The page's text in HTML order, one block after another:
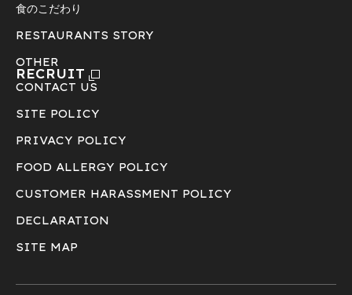
食のこだわり
RESTAURANTS STORY
OTHER
RECRUIT
CONTACT US
SITE POLICY
PRIVACY POLICY
FOOD ALLERGY POLICY
CUSTOMER HARASSMENT POLICY
DECLARATION
SITE MAP